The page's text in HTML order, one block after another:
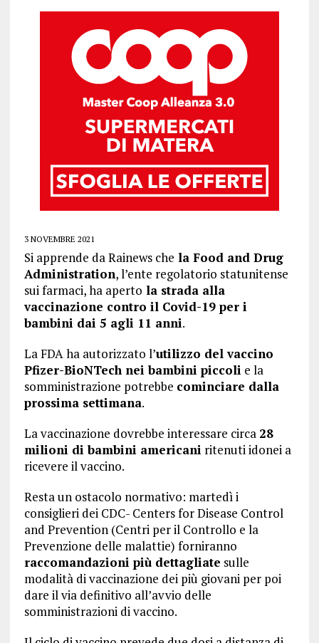
3 NOVEMBRE 2021
Si apprende da Rainews che la Food and Drug
Administration, l’ente regolatorio statunitense
sui farmaci, ha aperto la strada alla
vaccinazione contro il Covid-19 per i
bambini dai 5 agli 11 anni.
La FDA ha autorizzato l’utilizzo del vaccino
Pfizer-BioNTech nei bambini piccoli e la
somministrazione potrebbe cominciare dalla
prossima settimana.
La vaccinazione dovrebbe interessare circa 28
milioni di bambini americani ritenuti idonei a
ricevere il vaccino.
Resta un ostacolo normativo: martedì i
consiglieri dei CDC- Centers for Disease Control
and Prevention (Centri per il Controllo e la
Prevenzione delle malattie) forniranno
raccomandazioni più dettagliate sulle
modalità di vaccinazione dei più giovani per poi
dare il via definitivo all’avvio delle
somministrazioni di vaccino.